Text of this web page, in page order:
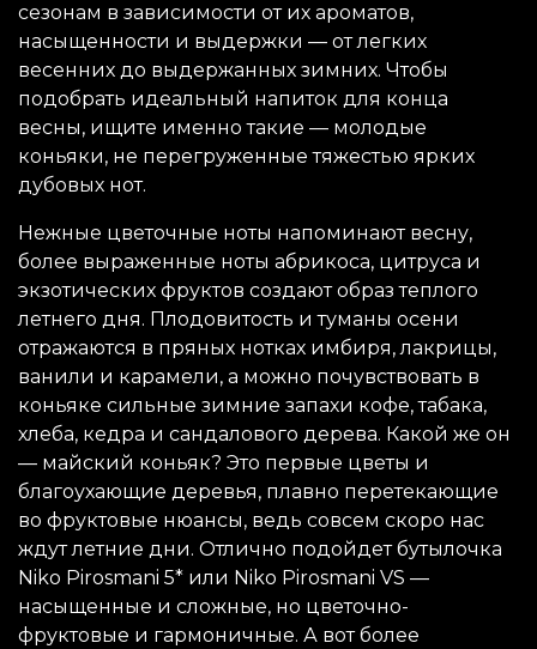
сезонам в зависимости от их ароматов,
насыщенности и выдержки — от легких
весенних до выдержанных зимних. Чтобы
подобрать идеальный напиток для конца
весны, ищите именно такие — молодые
коньяки, не перегруженные тяжестью ярких
дубовых нот.
Нежные цветочные ноты напоминают весну,
более выраженные ноты абрикоса, цитруса и
экзотических фруктов создают образ теплого
летнего дня. Плодовитость и туманы осени
отражаются в пряных нотках имбиря, лакрицы,
ванили и карамели, а можно почувствовать в
коньяке сильные зимние запахи кофе, табака,
хлеба, кедра и сандалового дерева. Какой же он
— майский коньяк? Это первые цветы и
благоухающие деревья, плавно перетекающие
во фруктовые нюансы, ведь совсем скоро нас
ждут летние дни. Отлично подойдет бутылочка
Niko Pirosmani 5* или Niko Pirosmani VS —
насыщенные и сложные, но цветочно-
фруктовые и гармоничные. А вот более